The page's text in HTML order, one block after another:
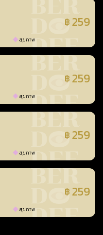
฿ 259
สุขภาพ
฿ 259
สุขภาพ
฿ 259
สุขภาพ
฿ 259
สุขภาพ